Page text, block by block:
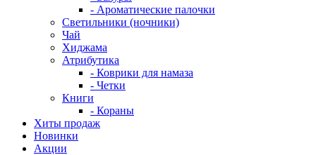
- Ароматические палочки
Светильники (ночники)
Чай
Хиджама
Атрибутика
- Коврики для намаза
- Четки
Книги
- Кораны
Хиты продаж
Новинки
Акции